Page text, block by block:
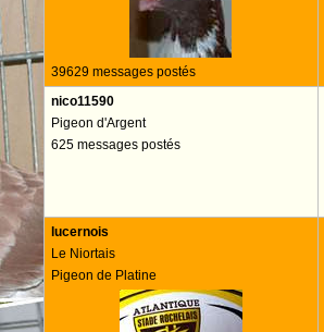
39629 messages postés
nico11590
Pigeon d'Argent
625 messages postés
lucernois
Le Niortais
Pigeon de Platine